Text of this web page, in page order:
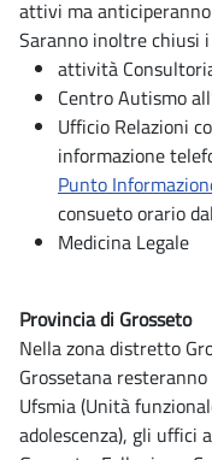
attivi ma
Saranno inoltre chiusi
attività
Centro Autismo
Ufficio Relazioni
informazione
Punto
consueto orario
Medicina Legale
Provincia di Grosseto
Nella zona distretto
Grossetana
Ufsmia (Unità
adolescenza), gli uffici